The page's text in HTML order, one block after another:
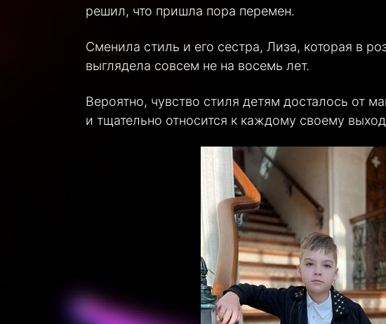
решил, что пришла пора перемен.
Сменила стиль и его сестра, Лиза, которая в
выглядела совсем не на восемь лет.
Вероятно, чувство стиля детям досталось от
и тщательно относится к каждому своему